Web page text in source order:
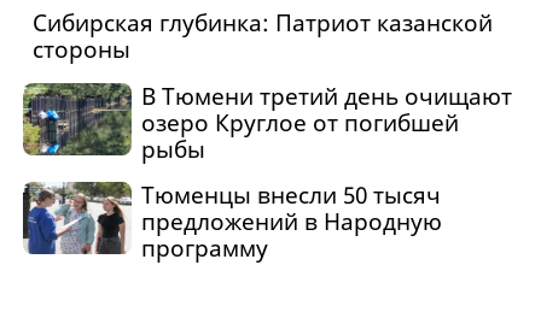
Сибирская глубинка: Патриот казанской
стороны
В Тюмени третий день очищают
озеро Круглое от погибшей
рыбы
Тюменцы внесли 50 тысяч
предложений в Народную
программу